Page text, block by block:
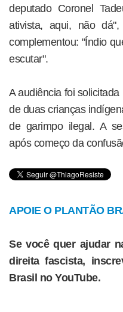
deputado Coronel
ativista, aqui, não
complementou: "Índio
escutar".
A audiência foi
de duas crianças
de garimpo ilegal. A
após começo da
APOIE O PLANTÃO
Se você quer ajudar
direita fascista,
Brasil no YouTube.